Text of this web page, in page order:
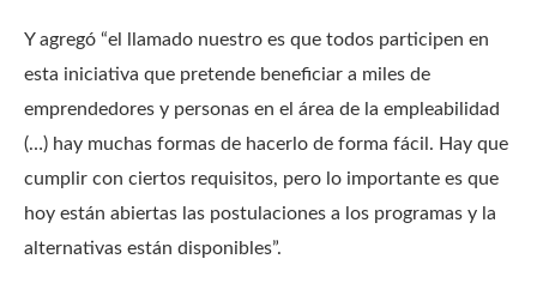
Y agregó “el llamado nuestro es que todos participen en
esta iniciativa que pretende beneficiar a miles de
emprendedores y personas en el área de la empleabilidad
(…) hay muchas formas de hacerlo de forma fácil. Hay que
cumplir con ciertos requisitos, pero lo importante es que
hoy están abiertas las postulaciones a los programas y la
alternativas están disponibles”.